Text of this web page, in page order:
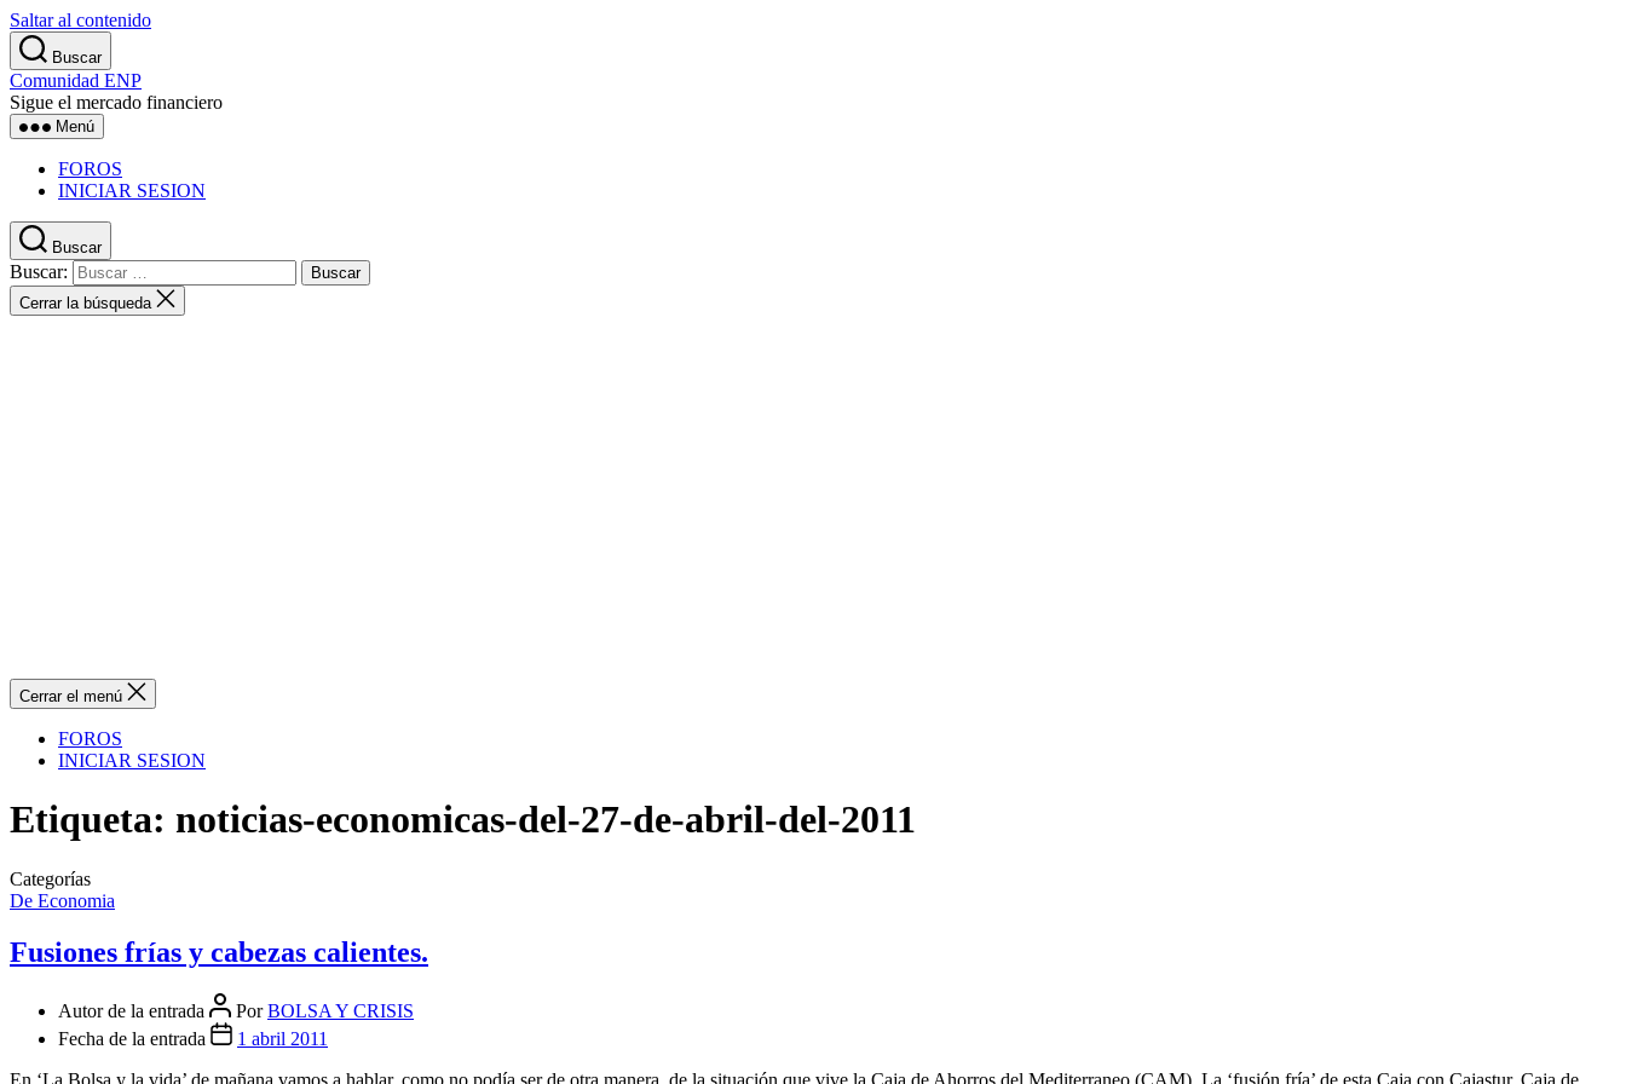
Saltar al contenido
Buscar
Comunidad ENP
Sigue el mercado financiero
Menú
FOROS
INICIAR SESION
Buscar
Buscar:
Cerrar la búsqueda
Cerrar el menú
FOROS
INICIAR SESION
Etiqueta: noticias-economicas-del-27-de-abril-del-2011
Categorías
De Economia
Fusiones frías y cabezas calientes.
Autor de la entrada PorBOLSA Y CRISIS
Fecha de la entrada
1 abril 2011
En ‘La Bolsa y la vida’ de mañana vamos a hablar, como no podía ser de otra manera, de la situación que vive la Caja de Ahorros del Mediterraneo (CAM). La ‘fusión fría’ de esta Caja con Cajastur, Caja de